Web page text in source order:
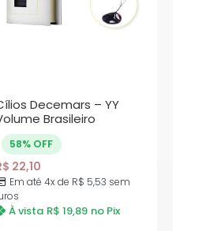
Decemars – YY
Brasileiro
58% OFF
22,10
Em até 4x de R$ 5,53 sem
À vista R$ 19,89 no Pix